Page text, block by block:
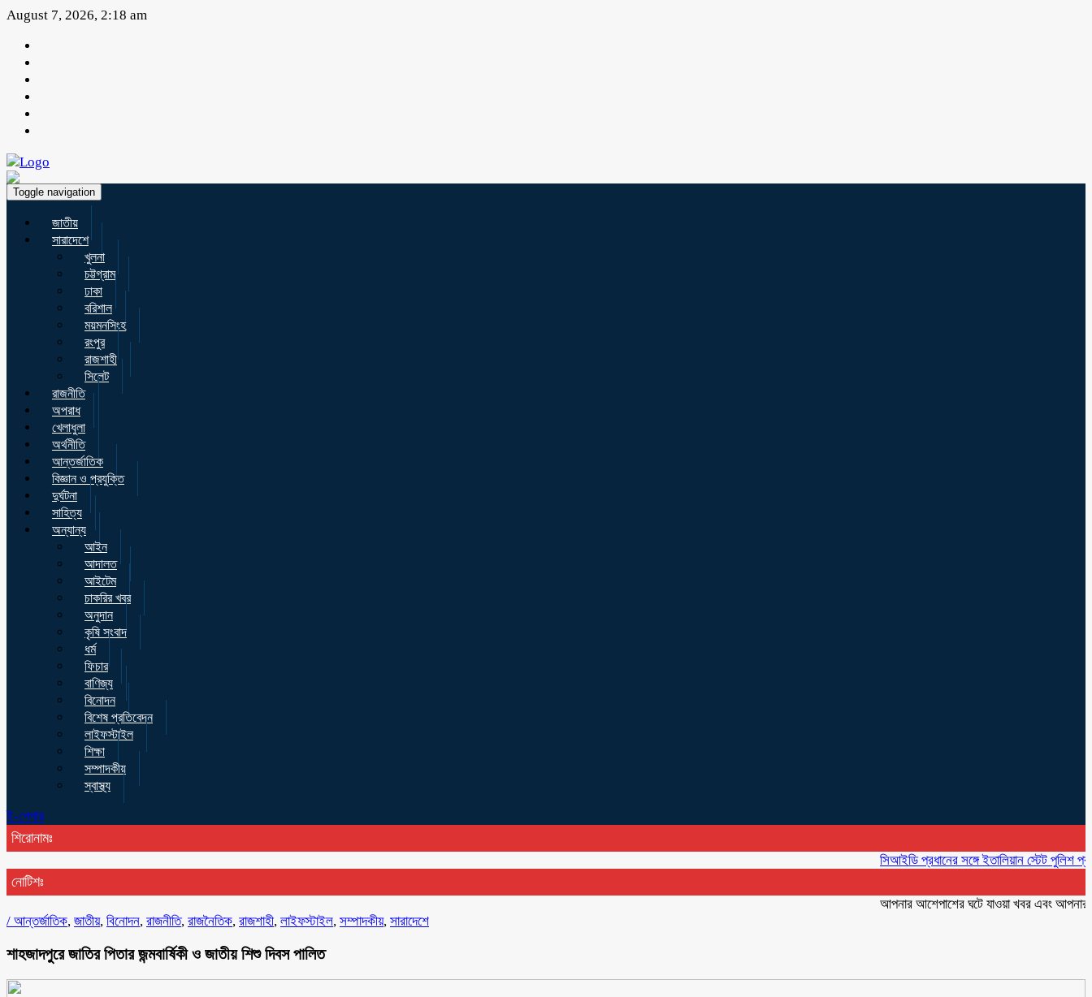
August 7, 2026, 2:18 am
Toggle navigation
জাতীয়
সারাদেশে
খুলনা
চট্টগ্রাম
ঢাকা
বরিশাল
ময়মনসিংহ
রংপুর
রাজশাহী
সিলেট
রাজনীতি
অপরাধ
খেলাধুলা
অর্থনীতি
আন্তর্জাতিক
বিজ্ঞান ও প্রযুক্তি
দুর্ঘটনা
সাহিত্য
অন্যান্য
আইন
আদালত
আইটেম
চাকরির খবর
অনুদান
কৃষি সংবাদ
ধর্ম
ফিচার
বাণিজ্য
বিনোদন
বিশেষ প্রতিবেদন
লাইফস্টাইল
শিক্ষা
সম্পাদকীয়
স্বাস্থ্য
ই-পেপার
শিরোনামঃ
সিআইডি প্রধানের সঙ্গে ইতালিয়ান স্টেট পুলিশ
নোটিশঃ
আপনার আশেপাশের ঘটে যাওয়া খবর এবং আপনার
/ আন্তর্জাতিক, জাতীয়, বিনোদন, রাজনীতি, রাজনৈতিক, রাজশাহী, লাইফস্টাইল, সম্পাদকীয়, সারাদেশে
শাহজাদপুরে জাতির পিতার জন্মবার্ষিকী ও জাতীয় শিশু দিবস পালিত